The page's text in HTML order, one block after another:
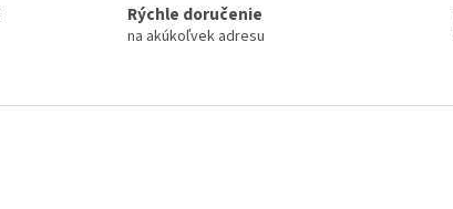
Rýchle doručenie
na akúkoľvek adresu